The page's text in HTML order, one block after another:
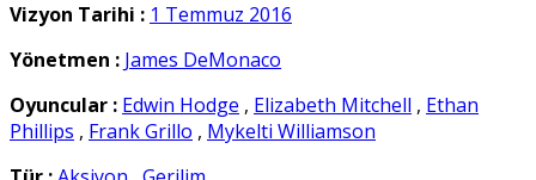
Vizyon Tarihi : 1 Temmuz 2016
Yönetmen : James DeMonaco
Oyuncular : Edwin Hodge , Elizabeth Mitchell , Ethan
Phillips , Frank Grillo , Mykelti Williamson